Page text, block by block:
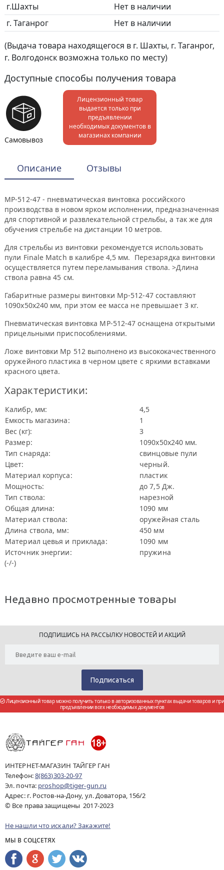
г.Шахты
Нет в наличии
г. Таганрог
Нет в наличии
(Выдача товара находящегося в г. Шахты, г. Таганрог,
г. Волгодонск возможна только по месту)
Доступные способы получения товара
Самовывоз
Лицензионный товар
выдается только при
предъявлении
необходимых документов в
магазинах компании
Описание Отзывы
МР-512-47 - пневматическая винтовка российского
производства в новом ярком исполнении, предназначенная
для спортивной и развлекательной стрельбы, а так же для
обучения стрельбе на дистанции 10 метров.
Для стрельбы из винтовки рекомендуется использовать
пули Finale Match в калибре 4,5 мм. Перезарядка винтовки
осуществляется путем переламывания ствола. >Длина
ствола равна 45 см.
Габаритные размеры винтовки Мр-512-47 составляют
1090х50х240 мм, при этом ее масса не превышает 3 кг.
Пневматическая винтовка МР-512-47 оснащена открытыми
прицельными приспособлениями.
Ложе винтовки Мр 512 выполнено из высококачественного
оружейного пластика в черном цвете с яркими вставками
красного цвета.
Характеристики:
Калибр, мм:
4,5
Емкость магазина:
1
Вес (кг):
3
Размер:
1090х50х240 мм.
Тип снаряда:
свинцовые пули
Цвет:
черный.
Материал корпуса:
пластик
Мощность:
до 7,5 Дж.
Тип ствола:
нарезной
Общая длина:
1090 мм
Материал ствола:
оружейная сталь
Длина ствола, мм:
450 мм
Материал цевья и приклада:
1090 мм
Источник энергии:
пружина
(-/-)
Недавно просмотренные товары
ПОДПИШИСЬ НА РАССЫЛКУ НОВОСТЕЙ И АКЦИЙ
Лицензионный товар можно получить только в авторизованных пунктах выдачи товаров и при
предъявлении всех необходимых документов
ИНТЕРНЕТ-МАГАЗИН ТАЙГЕР ГАН
Телефон:8(863)303-20-97
Эл. почта: proshop@tiger-gun.ru
Адрес: г. Ростов-на-Дону, ул. Доватора, 156/2
© Все права защищены 2017-2023
Не нашли что искали? Закажите!
МЫ В СОЦСЕТЯХ